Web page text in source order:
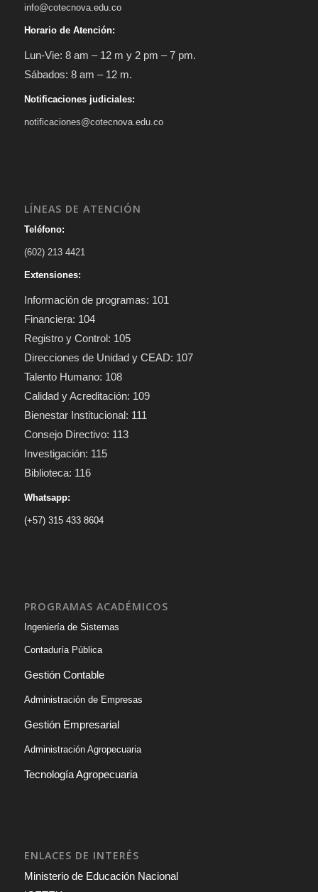
info@cotecnova.edu.co
Horario de Atención:
Lun-Vie: 8 am – 12 m y 2 pm – 7 pm.
Sábados: 8 am – 12 m.
Notificaciones judiciales:
notificaciones@cotecnova.edu.co
LÍNEAS DE ATENCIÓN
Teléfono:
(602) 213 4421
Extensiones:
Información de programas: 101
Financiera: 104
Registro y Control: 105
Direcciones de Unidad y CEAD: 107
Talento Humano: 108
Calidad y Acreditación: 109
Bienestar Institucional: 111
Consejo Directivo: 113
Investigación: 115
Biblioteca: 116
Whatsapp:
(+57) 315 433 8604
PROGRAMAS ACADÉMICOS
Ingeniería de Sistemas
Contaduría Pública
Gestión Contable
Administración de Empresas
Gestión Empresarial
Administración Agropecuaria
Tecnología Agropecuaria
ENLACES DE INTERÉS
Ministerio de Educación Nacional